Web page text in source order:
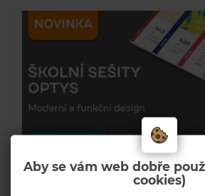
Aby se vám web dobře
cookies)